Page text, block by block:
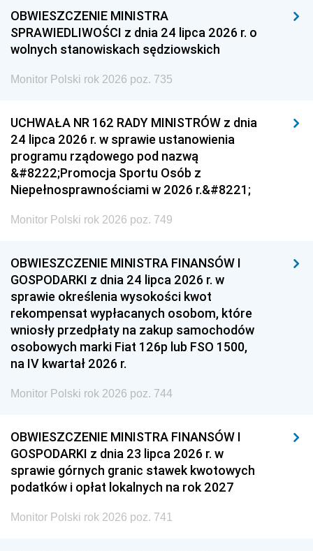
OBWIESZCZENIE MINISTRA
SPRAWIEDLIWOŚCI z dnia 24 lipca 2026 r. o
wolnych stanowiskach sędziowskich
Monitor Polski rok 2026 poz. 735
UCHWAŁA NR 162 RADY MINISTRÓW z dnia
24 lipca 2026 r. w sprawie ustanowienia
programu rządowego pod nazwą
&#8222;Promocja Sportu Osób z
Niepełnosprawnościami w 2026 r.&#8221;
Monitor Polski rok 2026 poz. 749
OBWIESZCZENIE MINISTRA FINANSÓW I
GOSPODARKI z dnia 24 lipca 2026 r. w
sprawie określenia wysokości kwot
rekompensat wypłacanych osobom, które
wniosły przedpłaty na zakup samochodów
osobowych marki Fiat 126p lub FSO 1500,
na IV kwartał 2026 r.
Monitor Polski rok 2026 poz. 744
OBWIESZCZENIE MINISTRA FINANSÓW I
GOSPODARKI z dnia 23 lipca 2026 r. w
sprawie górnych granic stawek kwotowych
podatków i opłat lokalnych na rok 2027
Monitor Polski rok 2026 poz. 741